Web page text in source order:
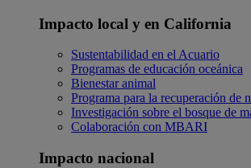
Impacto local y en California
Sustentabilidad en el Acuario
Programas de educación oceánica
Bienestar animal
Programa para la recuperación de
Investigación sobre el bosque de
Colaboración con MBARI
Impacto nacional